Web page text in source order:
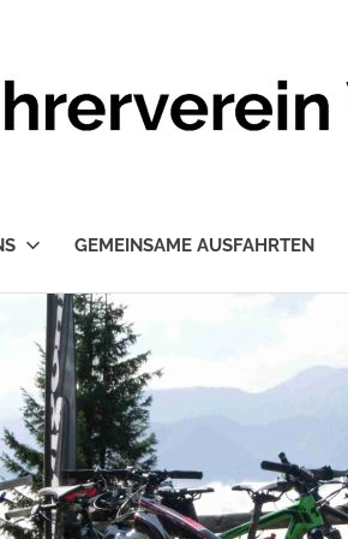
GEMEINSAME AUSFAHRTEN